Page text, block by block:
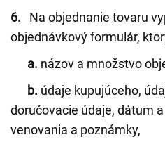
6.
Na objednanie tovaru
objednávkový formulár,
a. názov a množstvo
b. údaje kupujúceho,
doručovacie údaje, dátum
venovania a poznámky,